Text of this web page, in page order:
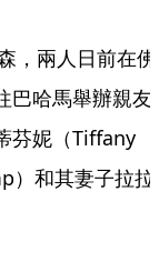
，兩人日前在佛
巴哈馬舉辦親友
芬妮（Tiffany
）和其妻子拉拉